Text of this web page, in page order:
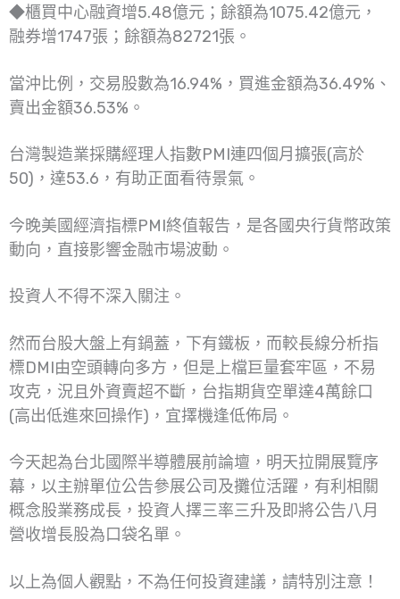
◆櫃買中心融資增5.48億元；餘額為1075.42億元，
融券增1747張；餘額為82721張。
當沖比例，交易股數為16.94%，買進金額為36.49%、
賣出金額36.53%。
台灣製造業採購經理人指數PMI連四個月擴張(高於
50)，達53.6，有助正面看待景氣。
今晚美國經濟指標PMI終值報告，是各國央行貨幣政策
動向，直接影響金融市場波動。
投資人不得不深入關注。
然而台股大盤上有鍋蓋，下有鐵板，而較長線分析指
標DMI由空頭轉向多方，但是上檔巨量套牢區，不易
攻克，況且外資賣超不斷，台指期貨空單達4萬餘口
(高出低進來回操作)，宜擇機逢低佈局。
今天起為台北國際半導體展前論壇，明天拉開展覽序
幕，以主辦單位公告參展公司及攤位活躍，有利相關
概念股業務成長，投資人擇三率三升及即將公告八月
營收增長股為口袋名單。
以上為個人觀點，不為任何投資建議，請特別注意！